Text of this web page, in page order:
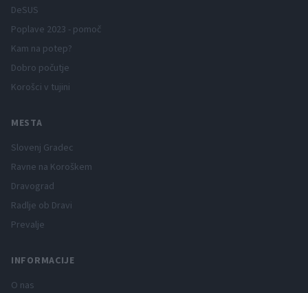
DeSUS
Poplave 2023 - pomoč
Kam na potep?
Dobro počutje
Korošci v tujini
MESTA
Slovenj Gradec
Ravne na Koroškem
Dravograd
Radlje ob Dravi
Prevalje
INFORMACIJE
O nas